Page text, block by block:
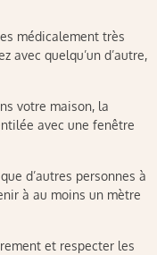
médicalement très
avec quelqu’un d’autre,
votre maison, la
avec une fenêtre
d’autres personnes à
à au moins un mètre
et respecter les